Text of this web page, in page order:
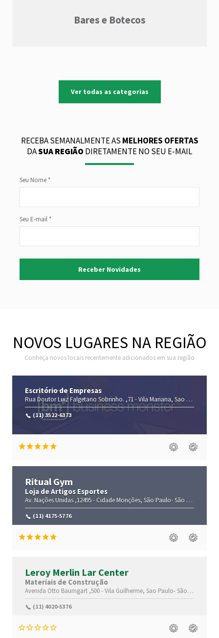
Bares e Botecos
Ver todas as categorias
RECEBA SEMANALMENTE AS MELHORES OFERTAS
DASUA REGIÃO DIRETAMENTE NO SEU E-MAIL
Seu Nome *
Seu E-mail *
NOVOS LUGARES NA REGIÃO
Conheça novos locais recentemente adicionados em sua região
Escritório de Empresas
Rua Doutor Luiz Falgetano Sobrinho. ,71 -Vila Mariana, Sao Paulo-
(11) 3522-6373
Ritual Gym
Loja de Artigos Esportes
Av. Nações Unidas ,12495 - Cidade Monções, São Paulo-São Paulo(SP)
(11) 4175-5776
Leroy Merlin Lar Center
Materiais de Construção
Avenida Otto Baumgart ,500 -Vila Guilherme, Sao Paulo-São Paulo(SP)
(11) 4020-5376